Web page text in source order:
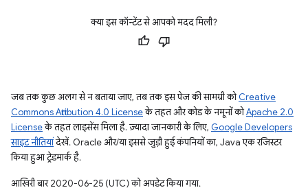
क्या इस कॉन्टेंट से आपको मदद मिली?
जब तक कुछ अलग से न बताया जाए, तब तक इस पेज की सामग्री कोCreative
Commons Attribution 4.0 Licenseके तहत और कोड के नमूनों कोApache 2.0
Licenseके तहत लाइसेंस मिला है. ज़्यादा जानकारी के लिए, Google Developers
साइट नीतियांदेखें. Oracle और/या इससे जुड़ी हुई कंपनियों का, Java एक रजिस्टर
किया हुआ ट्रेडमार्क है.
आखिरी बार 2020-06-25 (UTC) को अपडेट किया गया.